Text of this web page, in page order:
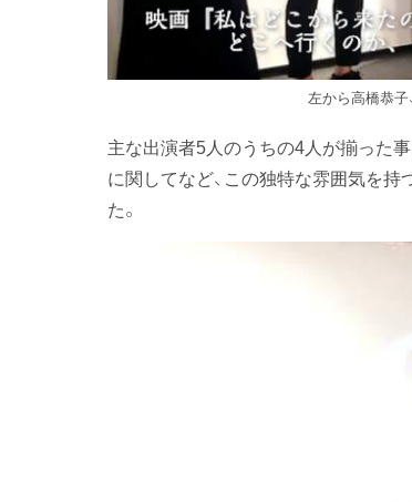
左から高橋恭子
主な出演者5人のうちの4人が揃った
に関してなど、この独特な雰囲気を
た。